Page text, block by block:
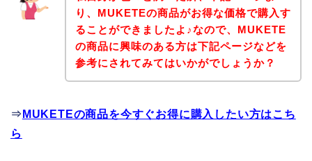
り、MUKETEの商品がお得な価格で購入す
ることができましたよ♪なので、MUKETE
の商品に興味のある方は下記ページなどを
参考にされてみてはいかがでしょうか？
⇒ MUKETEの商品を今すぐお得に購入したい方はこち
ら